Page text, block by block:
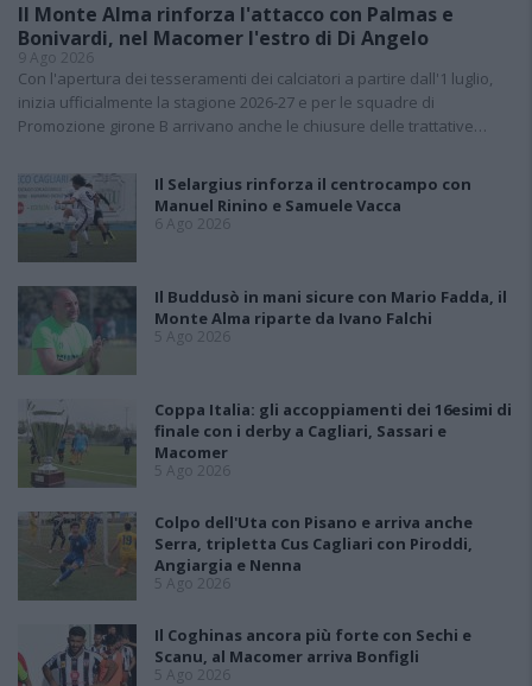
Il Monte Alma rinforza l'attacco con Palmas e
Bonivardi, nel Macomer l'estro di Di Angelo
9 Ago 2026
Con l'apertura dei tesseramenti dei calciatori a partire dall'1 luglio,
inizia ufficialmente la stagione 2026-27 e per le squadre di
Promozione girone B arrivano anche le chiusure delle trattative…
Il Selargius rinforza il centrocampo con
Manuel Rinino e Samuele Vacca
6 Ago 2026
Il Buddusò in mani sicure con Mario Fadda, il
Monte Alma riparte da Ivano Falchi
5 Ago 2026
Coppa Italia: gli accoppiamenti dei 16esimi di
finale con i derby a Cagliari, Sassari e
Macomer
5 Ago 2026
Colpo dell'Uta con Pisano e arriva anche
Serra, tripletta Cus Cagliari con Piroddi,
Angiargia e Nenna
5 Ago 2026
Il Coghinas ancora più forte con Sechi e
Scanu, al Macomer arriva Bonfigli
5 Ago 2026